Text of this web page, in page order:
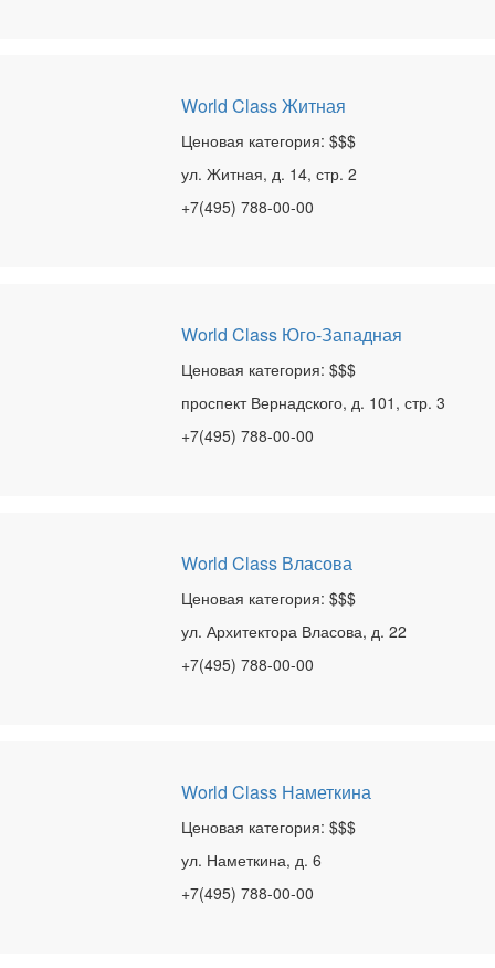
World Class Житная
Ценовая категория: $$$
ул. Житная, д. 14, стр. 2
+7(495) 788-00-00
World Class Юго-Западная
Ценовая категория: $$$
проспект Вернадского, д. 101, стр. 3
+7(495) 788-00-00
World Class Власова
Ценовая категория: $$$
ул. Архитектора Власова, д. 22
+7(495) 788-00-00
World Class Наметкина
Ценовая категория: $$$
ул. Наметкина, д. 6
+7(495) 788-00-00